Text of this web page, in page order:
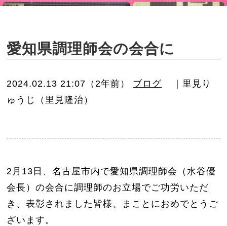
愛知県調理師会の会合に
2024.02.13 21:07（2年前） ブログ
｜里見り
ゅうじ（里見隆治）
2月13日、名古屋市内で愛知県調理師会（水谷優
会長）の会合に調理師のお立場でご功労いただ
き、表彰されました皆様、まことにおめでとうご
ざいます。